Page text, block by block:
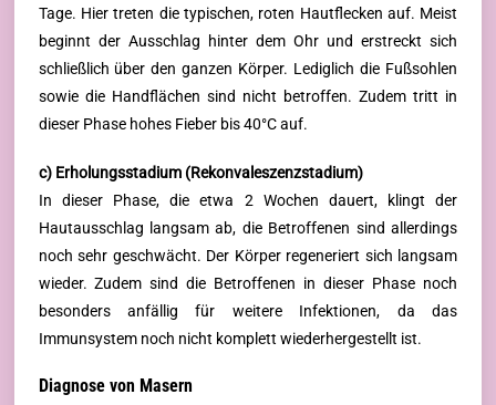
Tage. Hier treten die typischen, roten Hautflecken auf. Meist
beginnt der Ausschlag hinter dem Ohr und erstreckt sich
schließlich über den ganzen Körper. Lediglich die Fußsohlen
sowie die Handflächen sind nicht betroffen. Zudem tritt in
dieser Phase hohes Fieber bis 40°C auf.
c) Erholungsstadium (Rekonvaleszenzstadium)
In dieser Phase, die etwa 2 Wochen dauert, klingt der
Hautausschlag langsam ab, die Betroffenen sind allerdings
noch sehr geschwächt. Der Körper regeneriert sich langsam
wieder. Zudem sind die Betroffenen in dieser Phase noch
besonders anfällig für weitere Infektionen, da das
Immunsystem noch nicht komplett wiederhergestellt ist.
Diagnose von Masern